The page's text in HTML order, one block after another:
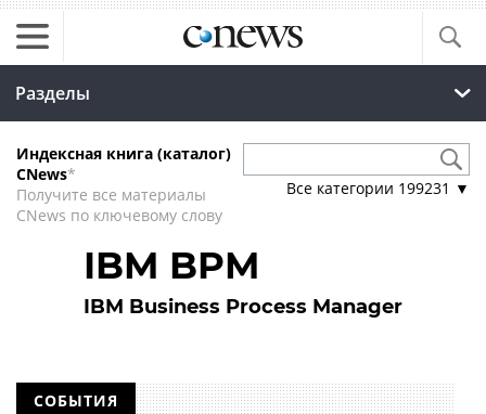
Разделы
Индексная книга (каталог)
CNews*
Получите все материалы
CNews по ключевому слову
Все категории 199231 ▼
IBM BPM
IBM Business Process Manager
СОБЫТИЯ